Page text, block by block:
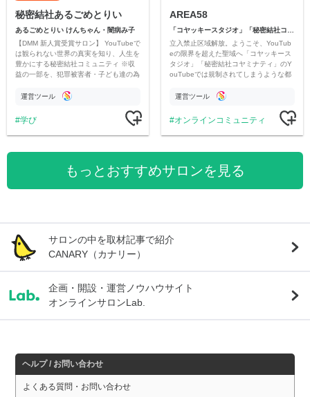
秘密結社あるごめとりい
あるごめとりい けんちゃん・闇病み子
【DMM 新人賞受賞サロン】 YouTubeで
は観られない世界の真実を知り、人生を
豊かにする秘密結社コミュニティ ※収
益の一部を、犯罪被害者・子ども達の為
す運営ツール
学び
AREA58
立入禁止区域解放。ようこそ、YouTub
eの限界を超えた聖域へ「コヤッキース
タジオ」「秘密結社コヤミナティ」のY
ouTubeでは規制されてしまうような都
公開。
運営ツール
オンラインコミュニティ
もっとおすすめサロンを見る
サロンの中を取材記事で紹介
CANARY（カナリー）
企画・開設・運営ノウハウサイト
オンラインサロンLab.
ヘルプ / お問い合わせ
よくある質問・お問い合わせ